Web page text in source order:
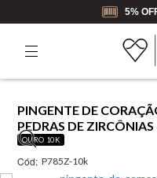
5%
PINGENTE DE
PEDRAS DE
OURO 10K
Cód: P785Z-10k